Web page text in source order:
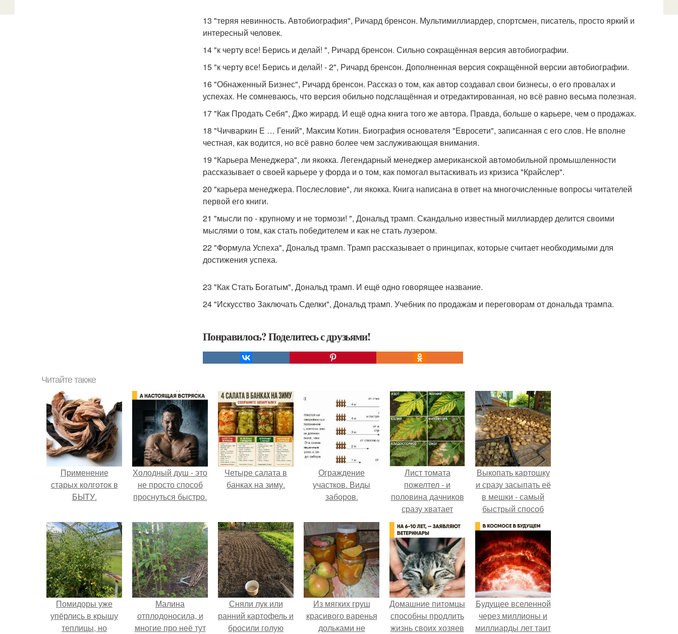
13 "теряя невинность. Автобиография", Ричард бренсон. Мультимиллиардер, спортсмен, писатель, просто яркий и
интересный человек.
14 "к черту все! Берись и делай! ", Ричард бренсон. Сильно сокращённая версия автобиографии.
15 "к черту все! Берись и делай! - 2", Ричард бренсон. Дополненная версия сокращённой версии автобиографии.
16 "Обнаженный Бизнес", Ричард бренсон. Рассказ о том, как автор создавал свои бизнесы, о его провалах и
успехах. Не сомневаюсь, что версия обильно подслащённая и отредактированная, но всё равно весьма полезная.
17 "Как Продать Себя", Джо жирард. И ещё одна книга того же автора. Правда, больше о карьере, чем о продажах.
18 "Чичваркин Е … Гений", Максим Котин. Биография основателя "Евросети", записанная с его слов. Не вполне
честная, как водится, но всё равно более чем заслуживающая внимания.
19 "Карьера Менеджера", ли якокка. Легендарный менеджер американской автомобильной промышленности
рассказывает о своей карьере у форда и о том, как помогал вытаскивать из кризиса "Крайслер".
20 "карьера менеджера. Послесловие", ли якокка. Книга написана в ответ на многочисленные вопросы читателей
первой его книги.
21 "мысли по - крупному и не тормози! ", Дональд трамп. Скандально известный миллиардер делится своими
мыслями о том, как стать победителем и как не стать лузером.
22 "Формула Успеха", Дональд трамп. Трамп рассказывает о принципах, которые считает необходимыми для
достижения успеха.
23 "Как Стать Богатым", Дональд трамп. И ещё одно говорящее название.
24 "Искусство Заключать Сделки", Дональд трамп. Учебник по продажам и переговорам от дональда трампа.
Понравилось? Поделитесь с друзьями!
Читайте также
Применение
старых колготок в
БЫТУ.
Холодный душ - это
не просто способ
проснуться быстро.
Четыре салата в
банках на зиму.
Ограждение
участков. Виды
заборов.
Лист томата
пожелтел - и
половина дачников
сразу хватает
удобрение.
Выкопать картошку
и сразу засыпать её
в мешки - самый
быстрый способ
спрятать вместе с
урожаем гниль,
порезы и больные
клубни.
Помидоры уже
упёрлись в крышу
теплицы, но
Малина
отплодоносила, и
многие про неё тут
Сняли лук или
ранний картофель и
бросили голую
Из мягких груш
красивого варенья
дольками не
Домашние питомцы
способны продлить
жизнь своих хозяев
Будущее вселенной
через миллионы и
миллиарды лет таит